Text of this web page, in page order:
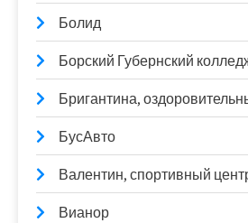
Болид
Борский Губернский
Бригантина,
БусАвто
Валентин, спортивный
Вианор